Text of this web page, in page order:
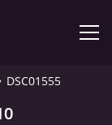
DSC01555